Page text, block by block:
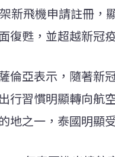
新飛機申請註冊，
復甦，並超越新冠
倫亞表示，隨著新
行習慣明顯轉向航
地之一，泰國明顯